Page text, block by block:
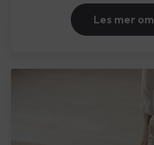
Les mer